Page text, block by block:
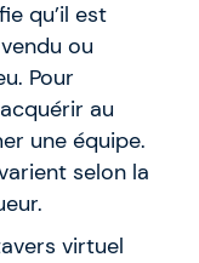
qu’il est
ou
Pour
au
une équipe.
selon la
virtuel